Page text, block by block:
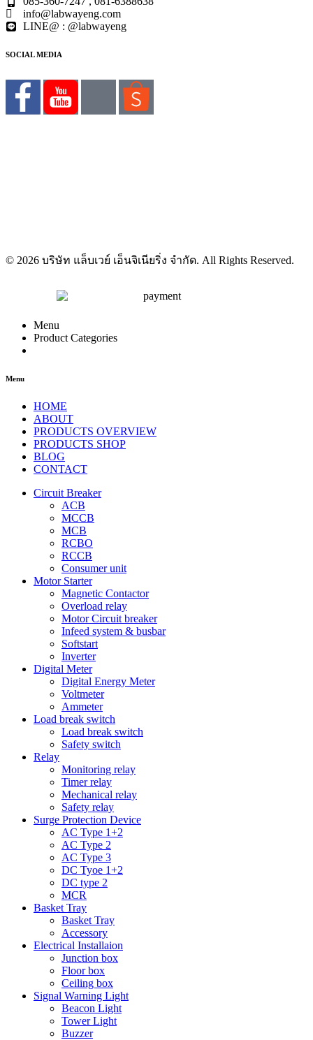
info@labwayeng.com
LINE@ : @labwayeng
SOCIAL MEDIA
© 2026 บริษัท แล็บเวย์ เอ็นจิเนียริ่ง จำกัด. All Rights Reserved.
Menu
Product Categories
Menu
HOME
ABOUT
PRODUCTS OVERVIEW
PRODUCTS SHOP
BLOG
CONTACT
Circuit Breaker
ACB
MCCB
MCB
RCBO
RCCB
Consumer unit
Motor Starter
Magnetic Contactor
Overload relay
Motor Circuit breaker
Infeed system & busbar
Softstart
Inverter
Digital Meter
Digital Energy Meter
Voltmeter
Ammeter
Load break switch
Load break switch
Safety switch
Relay
Monitoring relay
Timer relay
Mechanical relay
Safety relay
Surge Protection Device
AC Type 1+2
AC Type 2
AC Type 3
DC Tyoe 1+2
DC type 2
MCR
Basket Tray
Basket Tray
Accessory
Electrical Installaion
Junction box
Floor box
Ceiling box
Signal Warning Light
Beacon Light
Tower Light
Buzzer